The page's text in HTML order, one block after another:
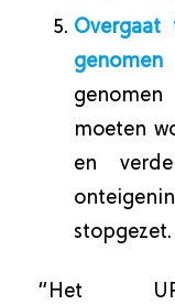
moeten
en
stopgezet.
“Het